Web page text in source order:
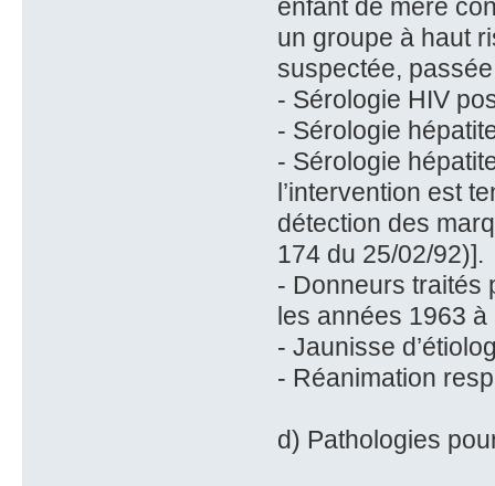
enfant de mère
un groupe à haut
suspectée,
- Sérologie HIV
- Sérologie
- Sérologie
l’intervention est
détection des
174 du 25/02/92)].
- Donneurs traités
les années 1963 à
- Jaunisse
- Réanimation
d) Pathologies